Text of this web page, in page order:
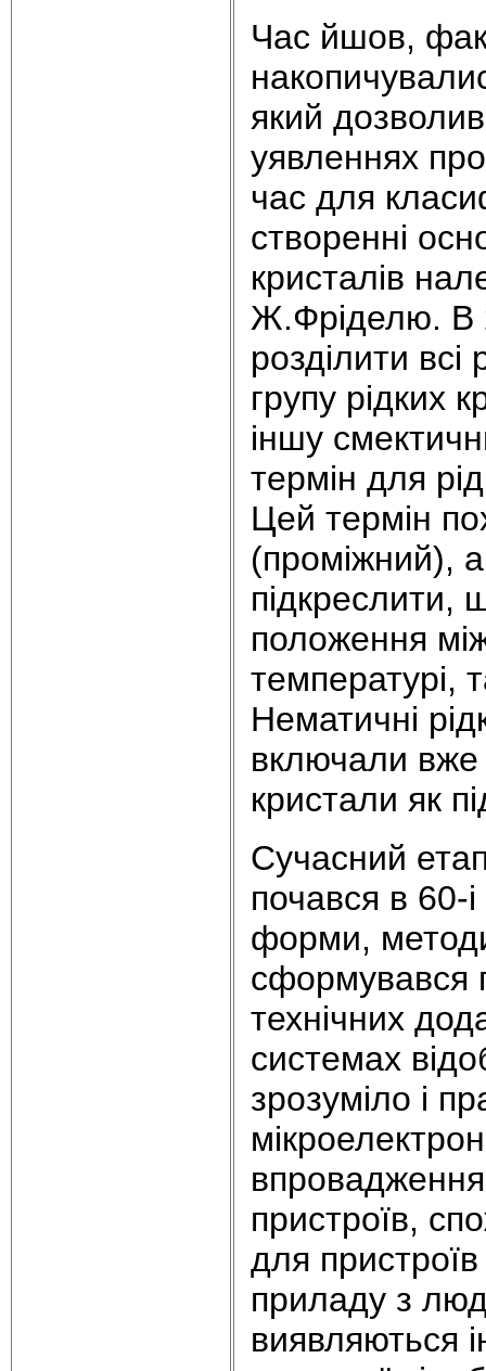
Час йшов,
який
уявленнях
час для
створенні
кристалів
Ж.Фріделю. В
розділити всі
групу рідких
іншу
термін для
Цей термін
(проміжний),
підкреслити,
положення
температурі,
Нематичні
включали вже
кристали як
Сучасний
почався в 60-
форми,
сформувався
технічних
системах
зрозуміло і
пристроїв,
для пристроїв
приладу з
виявляються